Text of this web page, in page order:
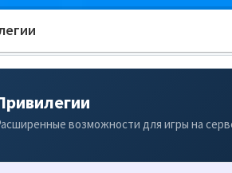
возможности для игры на